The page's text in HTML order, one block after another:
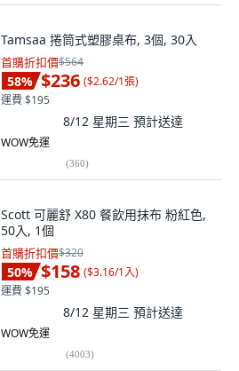
Tamsaa 捲筒式塑膠桌布, 3個, 30入
首購折扣價$564
58% $236 ($2.62/1張)
運費 $195
8/12 星期三 預計送達
WOW免運
(360)
Scott 可麗舒 X80 餐飲用抹布 粉紅色,
50入, 1個
首購折扣價$320
50% $158 ($3.16/1入)
運費 $195
8/12 星期三 預計送達
WOW免運
(4003)